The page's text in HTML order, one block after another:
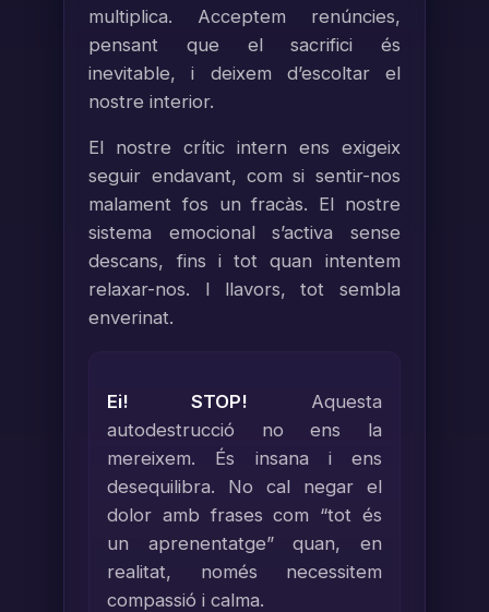
multiplica. Acceptem renúncies,
pensant que el sacrifici és
inevitable, i deixem d’escoltar el
nostre interior.
El nostre crític intern ens exigeix
seguir endavant, com si sentir-nos
malament fos un fracàs. El nostre
sistema emocional s’activa sense
descans, fins i tot quan intentem
relaxar-nos. I llavors, tot sembla
enverinat.
Ei! STOP! Aquesta
autodestrucció no ens la
mereixem. És insana i ens
desequilibra. No cal negar el
dolor amb frases com “tot és
un aprenentatge” quan, en
realitat, només necessitem
compassió i calma.